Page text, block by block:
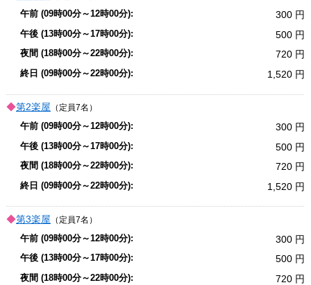
300
500
720
1,520
第2楽屋 （定員7名）
300
500
720
1,520
第3楽屋 （定員7名）
300
500
720